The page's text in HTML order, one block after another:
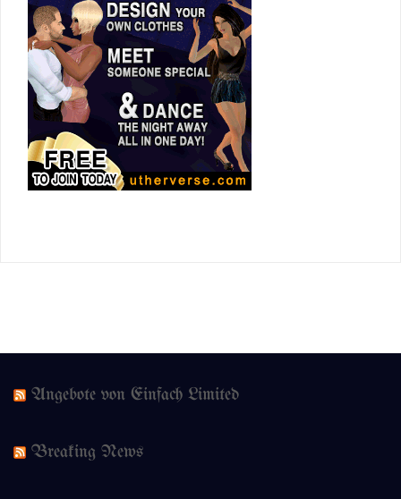
Angebote von Einfach Limited
Breaking News